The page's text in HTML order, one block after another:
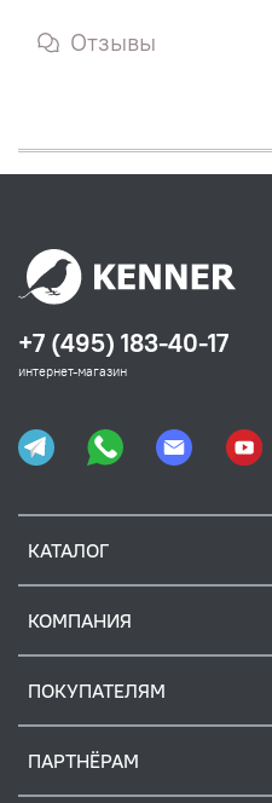
Отзывы
КАТАЛОГ
КОМПАНИЯ
ПОКУПАТЕЛЯМ
ПАРТНЁРАМ
+7 (495) 183-40-17
интернет-магазин